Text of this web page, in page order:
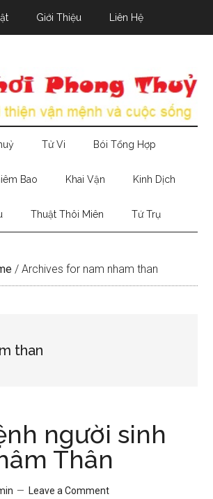
Giới Thiệu Liên Hệ
Tử Vi Bói Tổng Hợp
Bao Khai Vận Kinh Dịch
Thuật Thôi Miên Tứ Trụ
/ Archives for nam nham than
than
người sinh
Thân
Leave a Comment